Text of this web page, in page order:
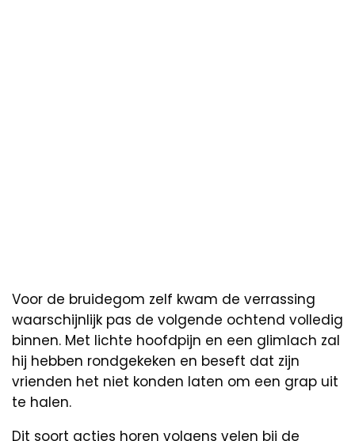
Voor de bruidegom zelf kwam de verrassing
waarschijnlijk pas de volgende ochtend volledig
binnen. Met lichte hoofdpijn en een glimlach zal
hij hebben rondgekeken en beseft dat zijn
vrienden het niet konden laten om een grap uit
te halen.
Dit soort acties horen volgens velen bij de